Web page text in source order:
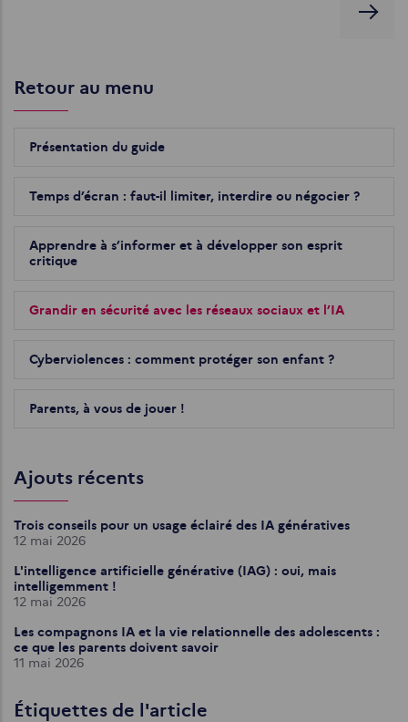
Retour au menu
Présentation du guide
Temps d’écran : faut-il limiter, interdire ou négocier ?
Apprendre à s’informer et à développer son esprit
critique
Grandir en sécurité avec les réseaux sociaux et l’IA
Cyberviolences : comment protéger son enfant ?
Parents, à vous de jouer !
Ajouts récents
Trois conseils pour un usage éclairé des IA génératives
12 mai 2026
L'intelligence artificielle générative (IAG) : oui, mais
intelligemment !
12 mai 2026
Les compagnons IA et la vie relationnelle des adolescents :
ce que les parents doivent savoir
11 mai 2026
Étiquettes de l'article